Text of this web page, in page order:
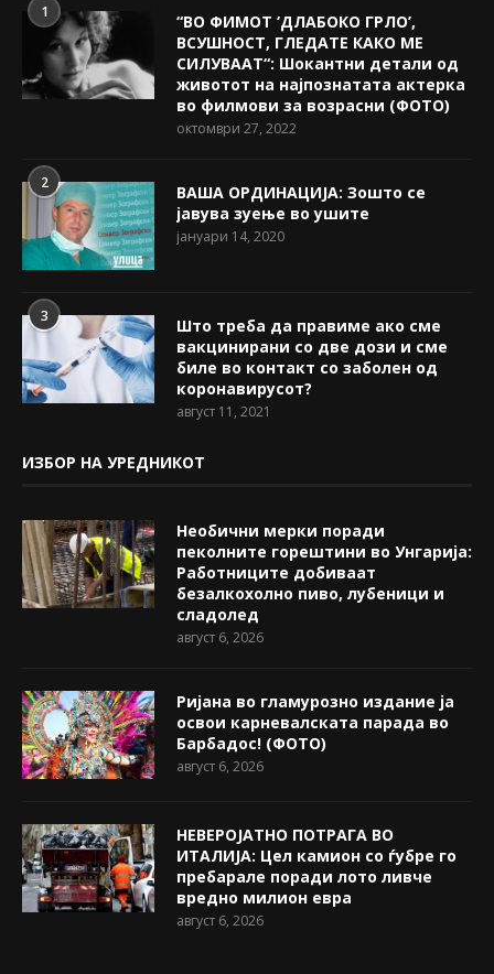
1
“ВО ФИМОТ ‘ДЛАБОКО ГРЛО’,
ВСУШНОСТ, ГЛЕДАТЕ КАКО МЕ
СИЛУВААТ“: Шокантни детали од
животот на најпознатата актерка
во филмови за возрасни (ФОТО)
октомври 27, 2022
2
ВАША ОРДИНАЦИЈА: Зошто се
јавува зуење во ушите
јануари 14, 2020
3
Што треба да правиме ако сме
вакцинирани со две дози и сме
биле во контакт со заболен од
коронавирусот?
август 11, 2021
ИЗБОР НА УРЕДНИКОТ
Необични мерки поради
пеколните горештини во Унгарија:
Работниците добиваат
безалкохолно пиво, лубеници и
сладолед
август 6, 2026
Ријана во гламурозно издание ја
освои карневалската парада во
Барбадос! (ФОТО)
август 6, 2026
НЕВЕРОЈАТНО ПОТРАГА ВО
ИТАЛИЈА: Цел камион со ѓубре го
пребарале поради лото ливче
вредно милион евра
август 6, 2026